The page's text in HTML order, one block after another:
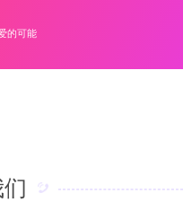
的可能